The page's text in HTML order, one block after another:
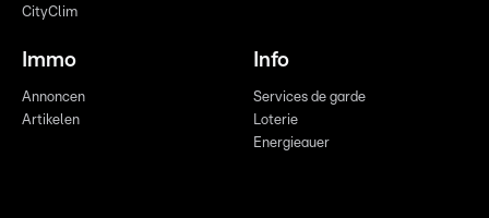
CityClim
Immo
Annoncen
Artikelen
Info
Services de garde
Loterie
Energieauer